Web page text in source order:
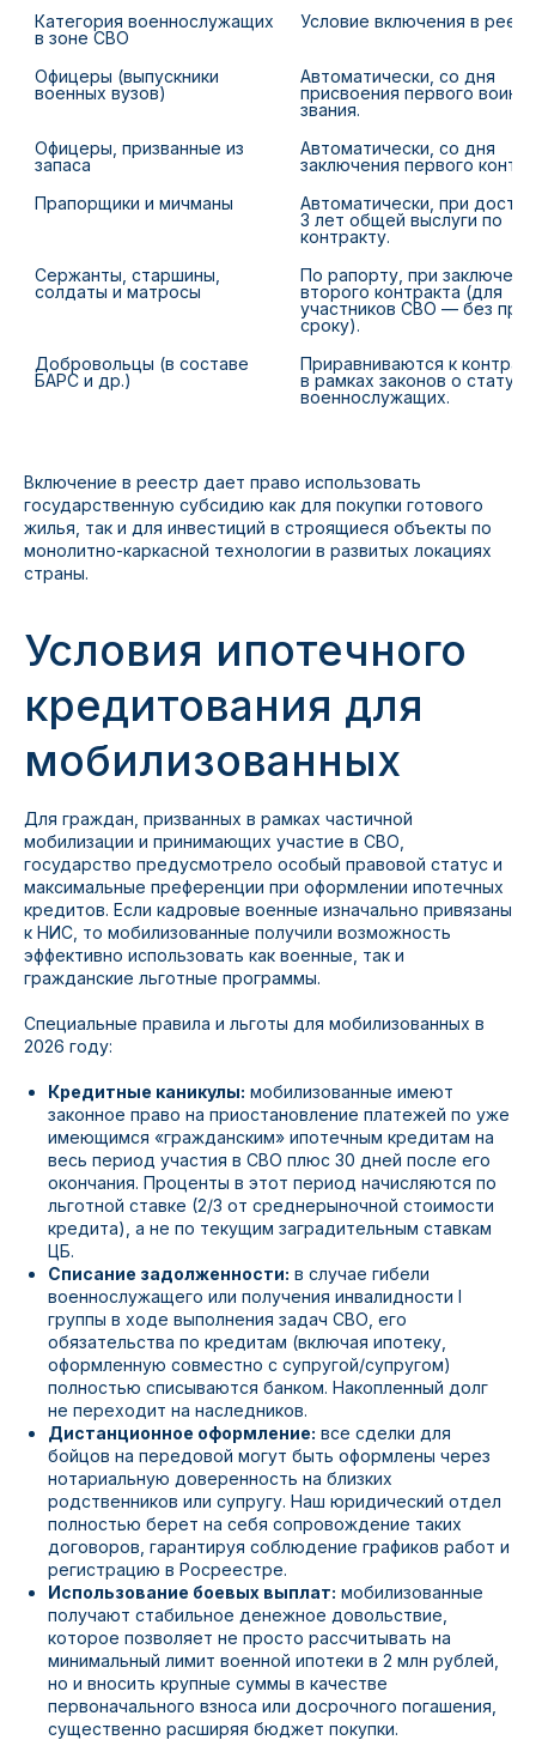
Категория военнослужащих
в зоне СВО
Условие включения в
Офицеры (выпускники
военных вузов)
Автоматически, со дня
присвоения первого
звания.
Офицеры, призванные из
запаса
Автоматически, со дня
заключения первого
Прапорщики и мичманы
Автоматически, при
3 лет общей выслуги по
контракту.
Сержанты, старшины,
солдаты и матросы
По рапорту, при
второго контракта (для
участников СВО — без
сроку).
Добровольцы (в составе
БАРС и др.)
Приравниваются к
в рамках законов о статусе
военнослужащих.
Включение в реестр дает право использовать
государственную субсидию как для покупки готового
жилья, так и для инвестиций в строящиеся объекты по
монолитно-каркасной технологии в развитых локациях
страны.
Условия ипотечного
кредитования для
мобилизованных
Для граждан, призванных в рамках частичной
мобилизации и принимающих участие в СВО,
государство предусмотрело особый правовой статус и
максимальные преференции при оформлении ипотечных
кредитов. Если кадровые военные изначально привязаны
к НИС, то мобилизованные получили возможность
эффективно использовать как военные, так и
гражданские льготные программы.
Специальные правила и льготы для мобилизованных в
2026 году:
Кредитные каникулы: мобилизованные имеют
законное право на приостановление платежей по уже
имеющимся «гражданским» ипотечным кредитам на
весь период участия в СВО плюс 30 дней после его
окончания. Проценты в этот период начисляются по
льготной ставке (2/3 от среднерыночной стоимости
кредита), а не по текущим заградительным ставкам
ЦБ.
Списание задолженности: в случае гибели
военнослужащего или получения инвалидности I
группы в ходе выполнения задач СВО, его
обязательства по кредитам (включая ипотеку,
оформленную совместно с супругой/супругом)
полностью списываются банком. Накопленный долг
не переходит на наследников.
Дистанционное оформление: все сделки для
бойцов на передовой могут быть оформлены через
нотариальную доверенность на близких
родственников или супругу. Наш юридический отдел
полностью берет на себя сопровождение таких
договоров, гарантируя соблюдение графиков работ и
регистрацию в Росреестре.
Использование боевых выплат: мобилизованные
получают стабильное денежное довольствие,
которое позволяет не просто рассчитывать на
минимальный лимит военной ипотеки в 2 млн рублей,
но и вносить крупные суммы в качестве
первоначального взноса или досрочного погашения,
существенно расширяя бюджет покупки.